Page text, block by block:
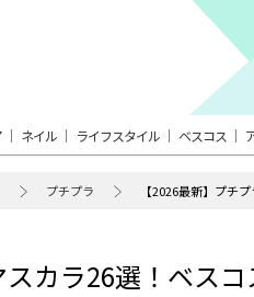
ネイル ライフスタイル ベスコス
プチプラ 【2026最新】プチ
カラ26選！ベス